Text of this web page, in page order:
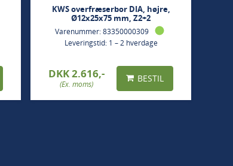
KWS overfræserbor DIA, højre,
Ø12x25x75 mm, Z2+2
Varenummer: 83350000309
Leveringstid: 1 – 2 hverdage
DKK 2.616,-
(Ex. moms)
BESTIL